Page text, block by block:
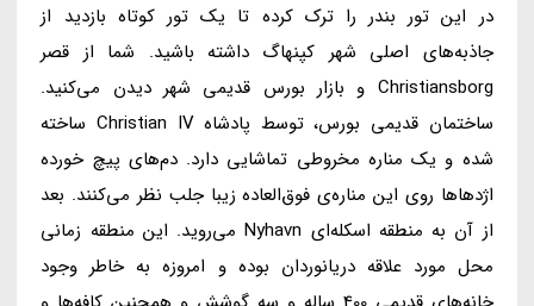
در این تور بندر را ترک کرده تا یک تور کوتاه بازدید از
جاذبه‌های اصلی شهر کپنهاگ داشته باشید. شما از قصر
Christiansborg و بازار بورس قدیمی شهر دیدن می‌کنید.
ساختمان قدیمی بورس، توسط پادشاه Christian IV ساخته
شده و یک مناره مخروطی تماشایی دارد. دم‌های پیچ خورده
اژدهاها روی این مناره‌ی فوق‌العاده زیبا جلب نظر می‌کنند. بعد
از آن به منطقه اسکله‌ای Nyhavn می‌روید. این منطقه زمانی
محل مورد علاقه دریانوردان بوده و امروزه به خاطر وجود